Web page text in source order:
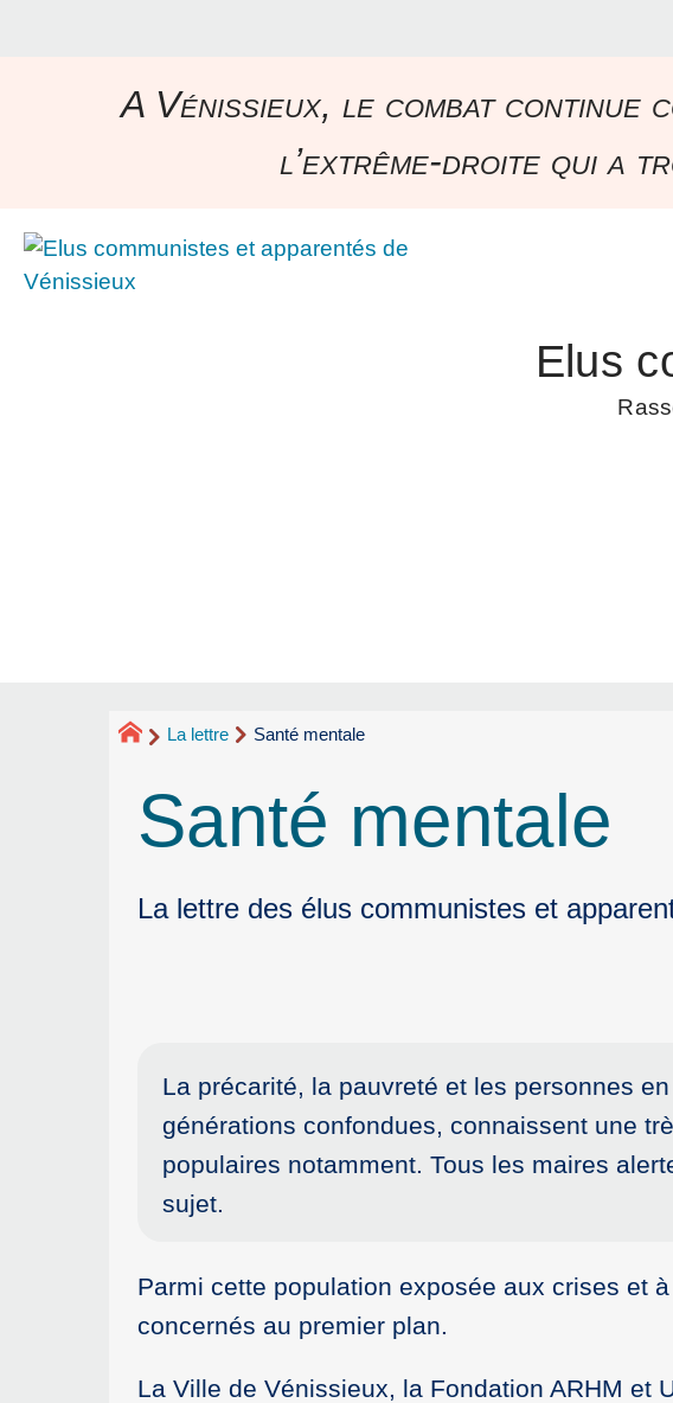
A Vénissieux, le combat
l’extrême-droite qui a
Elus
La lettre Santé mentale
Santé mentale
La lettre des élus communistes et
La précarité, la pauvreté et les personnes
générations confondues, connaissent une
populaires notamment. Tous les maires
sujet.
Parmi cette population exposée aux crises et
concernés au premier plan.
La Ville de Vénissieux, la Fondation ARHM et